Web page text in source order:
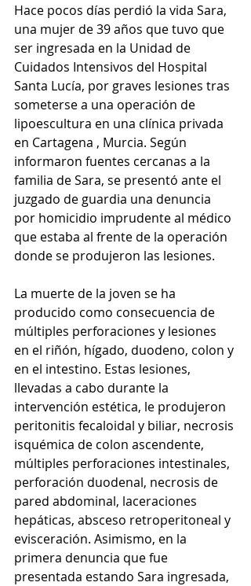
Hace pocos días perdió la vida Sara,
una mujer de 39 años que tuvo que
ser ingresada en la Unidad de
Cuidados Intensivos del Hospital
Santa Lucía, por graves lesiones tras
someterse a una operación de
lipoescultura en una clínica privada
en Cartagena , Murcia. Según
informaron fuentes cercanas a la
familia de Sara, se presentó ante el
juzgado de guardia una denuncia
por homicidio imprudente al médico
que estaba al frente de la operación
donde se produjeron las lesiones.
La muerte de la joven se ha
producido como consecuencia de
múltiples perforaciones y lesiones
en el riñón, hígado, duodeno, colon y
en el intestino. Estas lesiones,
llevadas a cabo durante la
intervención estética, le produjeron
peritonitis fecaloidal y biliar, necrosis
isquémica de colon ascendente,
múltiples perforaciones intestinales,
perforación duodenal, necrosis de
pared abdominal, laceraciones
hepáticas, absceso retroperitoneal y
evisceración. Asimismo, en la
primera denuncia que fue
presentada estando Sara ingresada,